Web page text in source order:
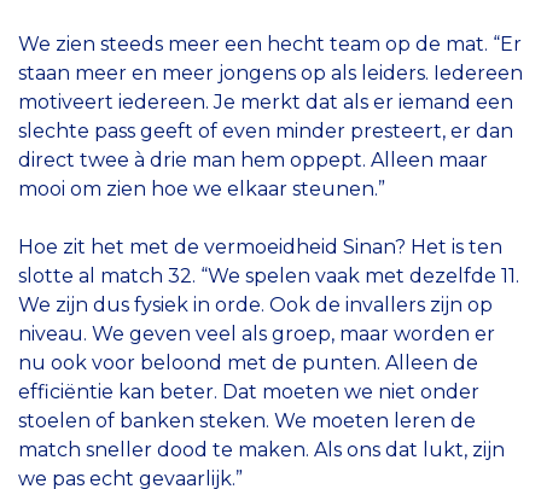
We zien steeds meer een hecht team op de mat. “Er
staan meer en meer jongens op als leiders. Iedereen
motiveert iedereen. Je merkt dat als er iemand een
slechte pass geeft of even minder presteert, er dan
direct twee à drie man hem oppept. Alleen maar
mooi om zien hoe we elkaar steunen.”
Hoe zit het met de vermoeidheid Sinan? Het is ten
slotte al match 32. “We spelen vaak met dezelfde 11.
We zijn dus fysiek in orde. Ook de invallers zijn op
niveau. We geven veel als groep, maar worden er
nu ook voor beloond met de punten. Alleen de
efficiëntie kan beter. Dat moeten we niet onder
stoelen of banken steken. We moeten leren de
match sneller dood te maken. Als ons dat lukt, zijn
we pas echt gevaarlijk.”